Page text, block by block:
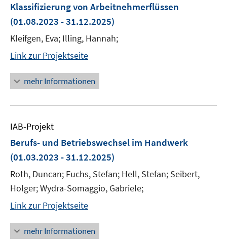
Klassifizierung von Arbeitnehmerflüssen
(01.08.2023 - 31.12.2025)
Kleifgen, Eva; Illing, Hannah;
Link zur Projektseite
mehr Informationen
IAB-Projekt
Berufs- und Betriebswechsel im Handwerk
(01.03.2023 - 31.12.2025)
Roth, Duncan; Fuchs, Stefan; Hell, Stefan; Seibert,
Holger; Wydra-Somaggio, Gabriele;
Link zur Projektseite
mehr Informationen